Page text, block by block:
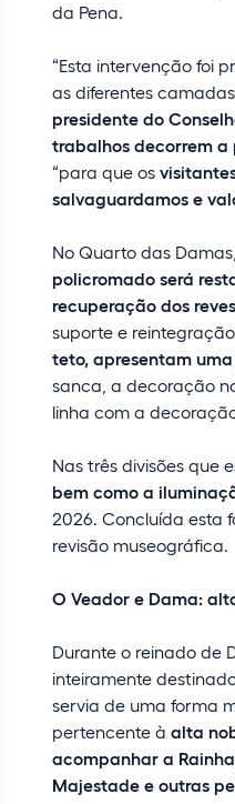
da Pena.
“Esta intervenção foi
as diferentes
presidente do
trabalhos decorrem
“para que os
salvaguardamos e
No Quarto das
policromado será
recuperação dos
suporte e
teto, apresentam
sanca, a decoração
linha com a
Nas três divisões que
bem como a
2026. Concluída esta
revisão museográfica.
O Veador e Dama:
Durante o reinado de
inteiramente
servia de uma forma
pertencente à alta
acompanhar a
Majestade e outras